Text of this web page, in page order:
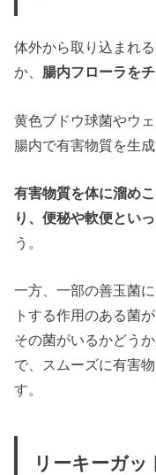
体外から取り込まれ
か、 腸内フローラを
黄色ブドウ球菌やウ
腸内で有害物質を生
有害物質を体に溜め
り、便秘や軟便とい
う。
一方、一部の善玉菌
トする作用のある菌が
その菌がいるかどう
で、スムーズに有害
す。
リーキーガ